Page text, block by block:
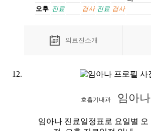
의료진소개
오후 진료 검사 진료 검사
호흡기내과 임아나
임아나 진료일정표로 요일별 오